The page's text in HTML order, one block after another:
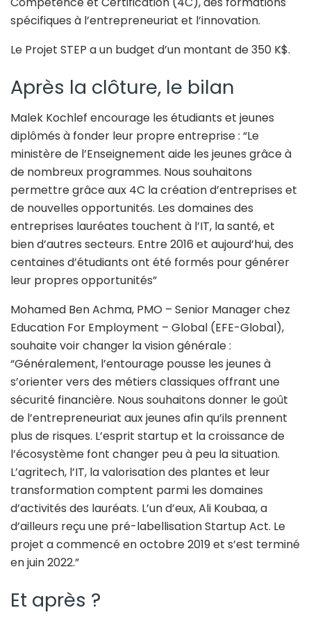
spécifiques à l’entrepreneuriat et l’innovation.
Le Projet STEP a un budget d’un montant de 350 K$.
Après la clôture, le bilan
Malek Kochlef encourage les étudiants et jeunes
diplômés à fonder leur propre entreprise : “Le
ministère de l’Enseignement aide les jeunes grâce à
de nombreux programmes. Nous souhaitons
permettre grâce aux 4C la création d’entreprises et
de nouvelles opportunités. Les domaines des
entreprises lauréates touchent à l’IT, la santé, et
bien d’autres secteurs. Entre 2016 et aujourd’hui, des
centaines d’étudiants ont été formés pour générer
leur propres opportunités”
Mohamed Ben Achma, PMO – Senior Manager chez
Education For Employment – Global (EFE-Global),
souhaite voir changer la vision générale :
“Généralement, l’entourage pousse les jeunes à
s’orienter vers des métiers classiques offrant une
sécurité financière. Nous souhaitons donner le goût
de l’entrepreneuriat aux jeunes afin qu’ils prennent
plus de risques. L’esprit startup et la croissance de
l’écosystème font changer peu à peu la situation.
L’agritech, l’IT, la valorisation des plantes et leur
transformation comptent parmi les domaines
d’activités des lauréats. L’un d’eux, Ali Koubaa, a
d’ailleurs reçu une pré-labellisation Startup Act. Le
projet a commencé en octobre 2019 et s’est terminé
en juin 2022.”
Et après ?